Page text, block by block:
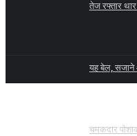
तेज रफ्तार थार
यह बेल, सजाने
चमकदार